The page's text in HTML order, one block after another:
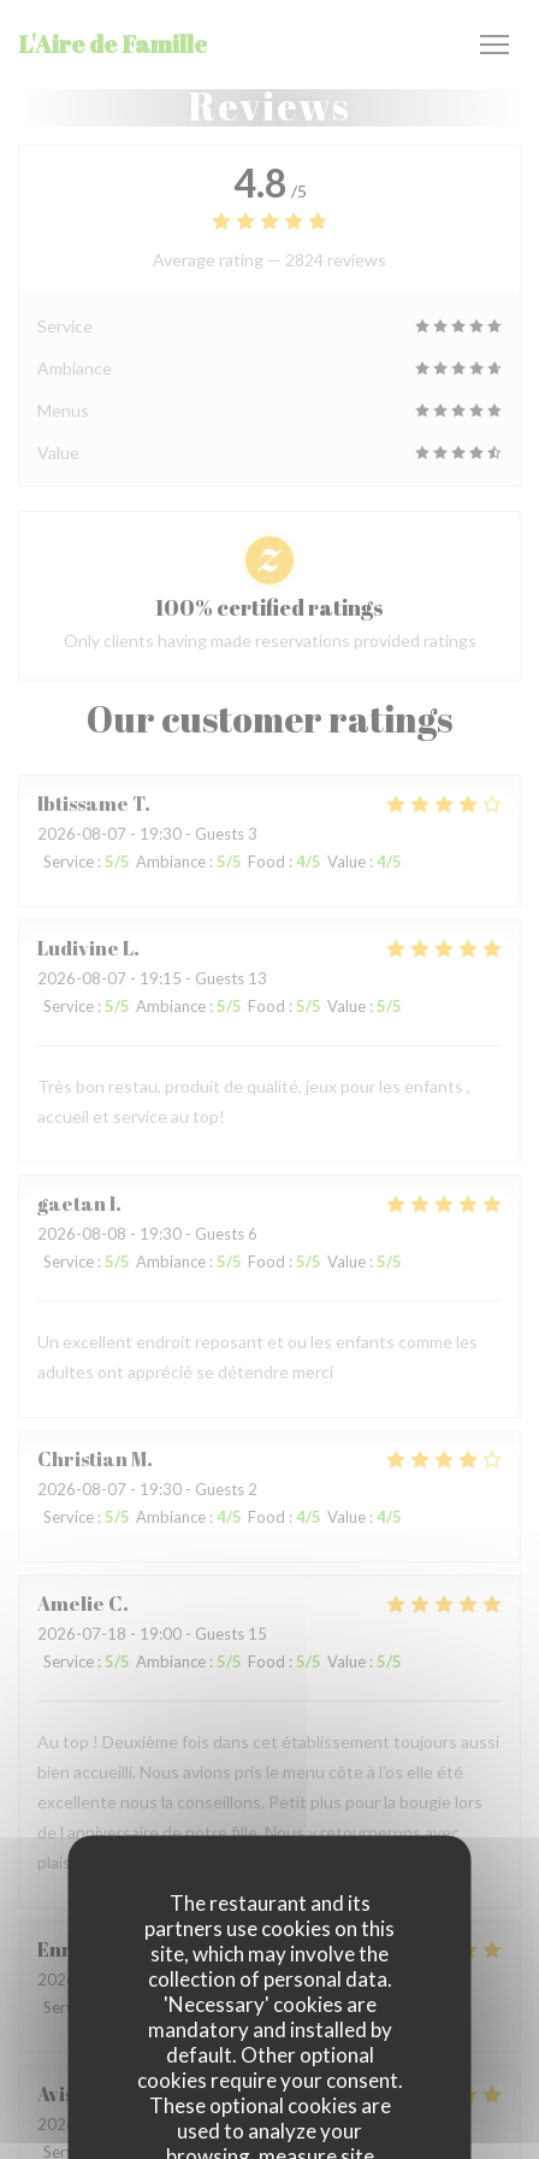
The restaurant and its
partners use cookies on this
site, which may involve the
collection of personal data.
'Necessary' cookies are
mandatory and installed by
default. Other optional
cookies require your consent.
These optional cookies are
used to analyze your
L'Aire de Famille
Reviews
Our customer ratings
Ibtissame T
2026-08-07 - 19:30 - Guests 3
Service : 5/5 Ambiance : 5/5 Food : 4/5 Value : 4/5
LudivineL
2026-08-07 - 19:15 - Guests 13
Service : 5/5 Ambiance : 5/5 Food : 5/5 Value : 5/5
Très bon restau, produit de qualité, jeux pour les enfants ,
accueil et service au top!
gaetanI
2026-08-08 - 19:30 - Guests 6
Service : 5/5 Ambiance : 5/5 Food : 5/5 Value : 5/5
Un excellent endroit reposant et ou les enfants comme les
adultes ont apprécié se détendre merci
ChristianM
2026-08-07 - 19:30 - Guests 2
Service : 5/5 Ambiance : 4/5 Food : 4/5 Value : 4/5
Amelie C
2026-07-18 - 19:00 - Guests 15
Service : 5/5 Ambiance : 5/5 Food : 5/5 Value : 5/5
Au top ! Deuxième fois dans cet établissement toujours aussi
bien accueilli. Nous avions pris le menu côte à l’os elle été
excellente nous la conseillons. Petit plus pour la bougie lors
de l anniversaire de notre fille. Nous y retournerons avec
plaisir.
Enrico
2026-07-17
- 19:15 - Guests 4
Service
Ambiance:4/5 Food:4/5 Value:
Avishane
2026-07-11
- 19:00 - Guests 12
Service
Ambiance:5/5 Food: 5/5 Value:
4.8 /5
Average rating — 2824 reviews
Service
Ambiance
Menus
Value
100% certified ratings
Only clients having made reservations provided ratings